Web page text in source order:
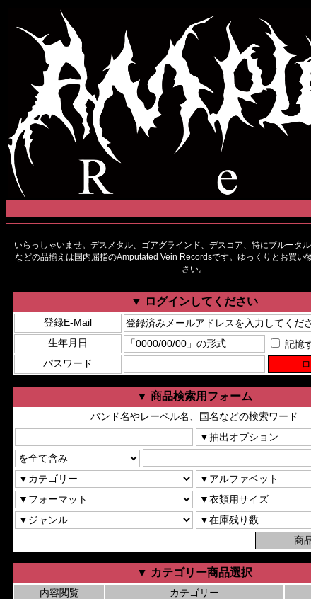
いらっしゃいませ。デスメタル、ゴアグラインド、デスコア、特にブルータ
などの品揃えは国内屈指のAmputated Vein Recordsです。ゆっくりとお買い
さい。
▼ ログインしてください
登録E-Mail
生年月日
記憶
パスワード
▼ 商品検索用フォーム
バンド名やレーベル名、国名などの検索ワード
▼ カテゴリー商品選択
内容閲覧 カテゴリー